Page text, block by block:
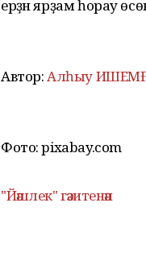
ерҙән ярҙам һорау
Автор:Алһыу
Фото: pixabay.com
"Йәшлек" гәзитенән